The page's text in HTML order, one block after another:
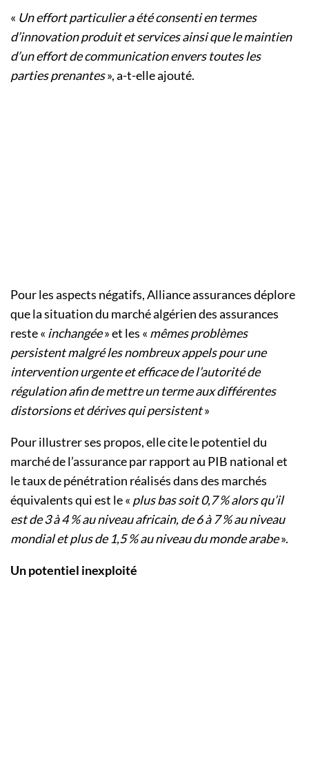
« Un effort particulier a été consenti en termes
d’innovation produit et services ainsi que le maintien
d’un effort de communication envers toutes les
parties prenantes», a-t-elle ajouté.
Pour les aspects négatifs, Alliance assurances déplore
que la situation du marché algérien des assurances
reste « inchangée» et les « mêmes problèmes
persistent malgré les nombreux appels pour une
intervention urgente et efficace de l’autorité de
régulation afin de mettre un terme aux différentes
distorsions et dérives qui persistent»
Pour illustrer ses propos, elle cite le potentiel du
marché de l’assurance par rapport au PIB national et
le taux de pénétration réalisés dans des marchés
équivalents qui est le « plus bas soit 0,7 % alors qu’il
est de 3 à 4 % au niveau africain, de 6 à 7 % au niveau
mondial et plus de 1,5 % au niveau du monde arabe».
Un potentiel inexploité